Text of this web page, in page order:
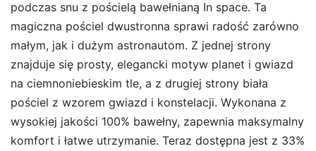
podczas snu z pościelą bawełnianą In space. Ta
magiczna pościel dwustronna sprawi radość zarówno
małym, jak i dużym astronautom. Z jednej strony
znajduje się prosty, elegancki motyw planet i gwiazd
na ciemnoniebieskim tle, a z drugiej strony biała
pościel z wzorem gwiazd i konstelacji. Wykonana z
wysokiej jakości 100% bawełny, zapewnia maksymalny
komfort i łatwe utrzymanie. Teraz dostępna jest z 33%